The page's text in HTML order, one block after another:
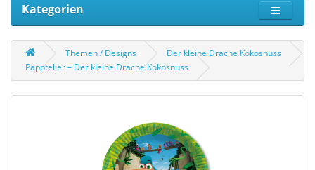
Kategorien
Themen / Designs
Der kleine Drache Kokosnuss
Pappteller – Der kleine Drache Kokosnuss